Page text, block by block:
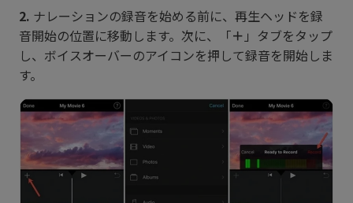
2. ナレーションの録音を始める前に、再生ヘッドを録
音開始の位置に移動します。次に、「＋ 」タブをタップ
し、ボイスオーバーのアイコンを押して録音を開始しま
す。